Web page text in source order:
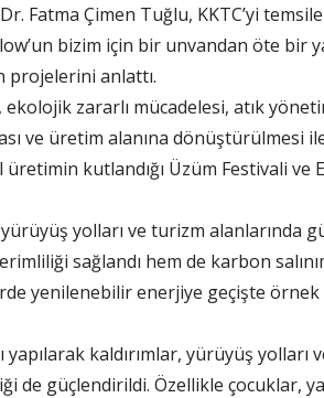
Fatma Çimen Tuğlu, KKTC’yi
bizim için bir unvandan öte bir
projelerini anlattı.
zararlı mücadelesi, atık
ve üretim alanına dönüştürülmesi
kutlandığı Üzüm Festivali
yolları ve turizm alanlarında
sağlandı hem de karbon
yenilenebilir enerjiye geçişte
kaldırımlar, yürüyüş yolları
de güçlendirildi. Özellikle çocuklar,